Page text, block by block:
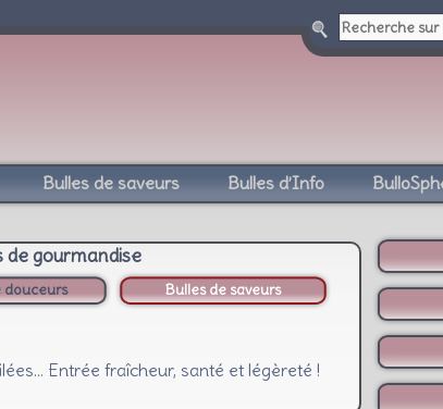
Bulles de saveurs Bulles d’Info
de gourmandise
douceurs Bulles de saveurs
Entrée fraîcheur, santé et légèreté !